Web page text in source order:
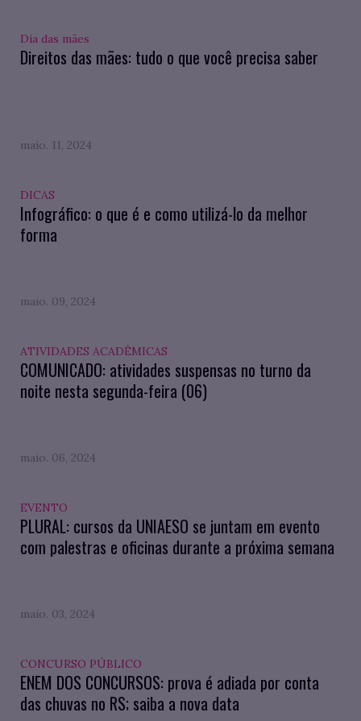
Dia das mães
Direitos das mães: tudo o que você precisa saber
maio. 11, 2024
DICAS
Infográfico: o que é e como utilizá-lo da melhor
forma
maio. 09, 2024
ATIVIDADES ACADÊMICAS
COMUNICADO: atividades suspensas no turno da
noite nesta segunda-feira (06)
maio. 06, 2024
EVENTO
PLURAL: cursos da UNIAESO se juntam em evento
com palestras e oficinas durante a próxima semana
maio. 03, 2024
CONCURSO PÚBLICO
ENEM DOS CONCURSOS: prova é adiada por conta
das chuvas no RS; saiba a nova data